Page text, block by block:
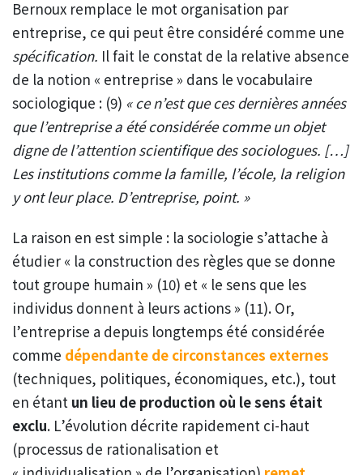
Bernoux remplace le mot organisation par
entreprise, ce qui peut être considéré comme une
spécification. Il fait le constat de la relative absence
de la notion « entreprise » dans le vocabulaire
sociologique : (9) « ce n’est que ces dernières années
que l’entreprise a été considérée comme un objet
digne de l’attention scientifique des sociologues. […]
Les institutions comme la famille, l’école, la religion
y ont leur place. D’entreprise, point. »
La raison en est simple : la sociologie s’attache à
étudier « la construction des règles que se donne
tout groupe humain » (10) et « le sens que les
individus donnent à leurs actions » (11). Or,
l’entreprise a depuis longtemps été considérée
comme dépendante de circonstances externes
(techniques, politiques, économiques, etc.), tout
en étant un lieu de production où le sens était
exclu. L’évolution décrite rapidement ci-haut
(processus de rationalisation et